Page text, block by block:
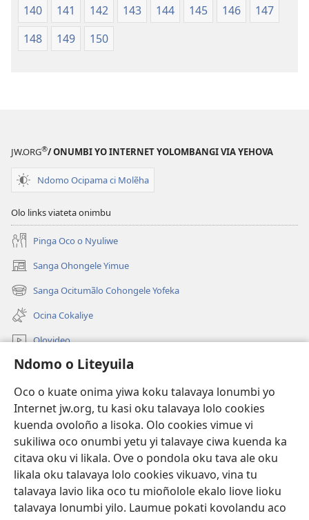
Ndomo o Liteyuila
Oco o kuate onima yiwa koku talavaya lonumbi yo
Internet jw.org, tu kasi oku talavaya lolo cookies
kuenda ovoloño a lisoka. Olo cookies vimue vi
sukiliwa oco onumbi yetu yi talavaye ciwa kuenda ka
citava oku vi likala. Ove o pondola oku tava ale oku
likala oku talavaya lolo cookies vikuavo, vina tu
talavaya lavio lika oco tu mioñolole ekalo liove lioku
talavaya lonumbi yilo. Laumue pokati kovolandu aco
140
141 142 143 144 145 146
147
148
149 150
JW.ORG®/ ONUMBI YO INTERNET YOLOMBANGI VIA YEHOVA
Ndomo Ocipama ci Molẽha
Olo links viateta onimbu
Pinga Oco o Nyuliwe
Sanga Ohongele Yimue
(yikula
onjanela
yokaliye)
Sanga Ocitumãlo Cohongele Yofeka
(yikula
onjanela
yokaliye)
Ocina Cokaliye
Olovideo
Videos with Audio Descriptions
Sandiliya
Ekuatiso
Olombanjaile
(yikula
onjanela
yokaliye)OCISELEKO CALIVULU VO INTERNET Colombangi Via
Yehova™
(yikula
onjanela